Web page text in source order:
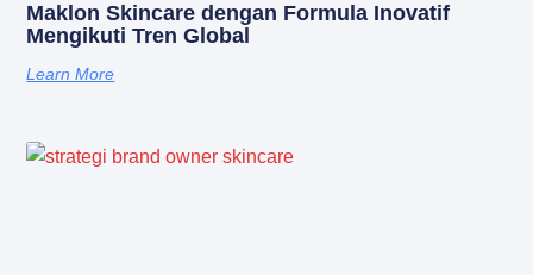
Maklon Skincare dengan Formula Inovatif
Mengikuti Tren Global
Learn More